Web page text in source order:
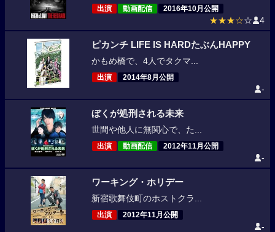
出演 動画配信 2016年10月公開
★★★☆☆ 4
ピカンチ LIFE IS HARDたぶんHAPPY
かもめ橋で、4人でタクマ...
出演 2014年8月公開
-
ぼくが処刑される未来
世間や他人に無関心で、た...
出演 動画配信 2012年11月公開
-
ワーキング・ホリデー
新宿歌舞伎町のホストクラ...
出演 2012年11月公開
-